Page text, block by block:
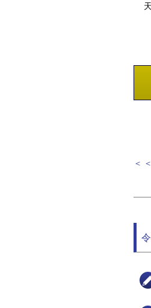
天
＜